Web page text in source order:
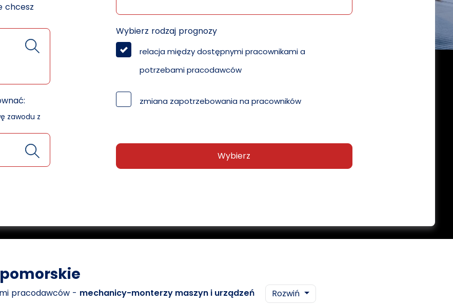
chcesz
zawodu z
Wybierz rodzaj prognozy
relacja między dostępnymi pracownikami a
potrzebami pracodawców
zmiana zapotrzebowania na pracowników
Wybierz
pracodawców - mechanicy-monterzy maszyn i urządzeń
Rozwiń